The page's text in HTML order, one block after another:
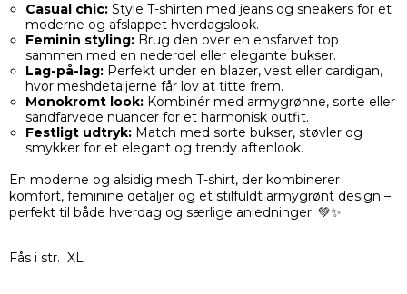
Casual chic:Style T-shirten med jeans og sneakers for et
moderne og afslappet hverdagslook.
Feminin styling:Brug den over en ensfarvet top
sammen med en nederdel eller elegante bukser.
Lag-på-lag:Perfekt under en blazer, vest eller cardigan,
hvor meshdetaljerne får lov at titte frem.
Monokromt look:Kombinér med armygrønne, sorte eller
sandfarvede nuancer for et harmonisk outfit.
Festligt udtryk:Match med sorte bukser, støvler og
smykker for et elegant og trendy aftenlook.
En moderne og alsidig mesh T-shirt, der kombinerer
komfort, feminine detaljer og et stilfuldt armygrønt design –
perfekt til både hverdag og særlige anledninger. 💚✨
Fås i str. XL